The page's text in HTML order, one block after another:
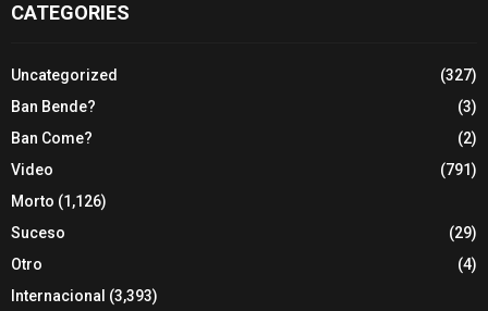
CATEGORIES
Uncategorized
(327)
Ban Bende?
(3)
Ban Come?
(2)
Video
(791)
Morto (1,126)
Suceso
(29)
Otro
(4)
Internacional (3,393)